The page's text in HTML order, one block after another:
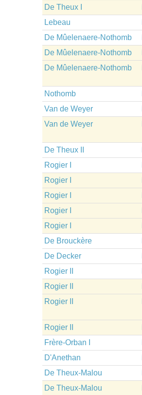
De Theux I
Lebeau
De Mûelenaere-Nothomb
De Mûelenaere-Nothomb
De Mûelenaere-Nothomb
Nothomb
Van de Weyer
Van de Weyer
De Theux II
Rogier I
Rogier I
Rogier I
Rogier I
Rogier I
De Brouckère
De Decker
Rogier II
Rogier II
Rogier II
Rogier II
Frère-Orban I
D'Anethan
De Theux-Malou
De Theux-Malou